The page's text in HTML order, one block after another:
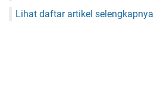
Lihat daftar artikel selengkapnya